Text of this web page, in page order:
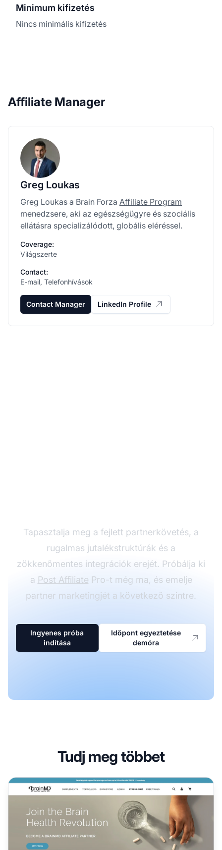
Minimum kifizetés
Nincs minimális kifizetés
Affiliate Manager
Greg Loukas
Greg Loukas a Brain Forza Affiliate Program
menedzsere, aki az egészségügyre és szociális
ellátásra specializálódott, globális eléréssel.
Coverage:
Világszerte
Contact:
E-mail, Telefonhívások
Contact Manager LinkedIn Profile
Tapasztalja meg a fejlett partnerkövetés, a
rugalmas jutalékstruktúrák és a
zökkenőmentes integrációk erejét. Próbálja ki
a Post Affiliate Pro-t még ma, és emelje
partner marketingjét a következő szintre.
Ingyenes próba
indítása
Időpont egyeztetése
demóra
Tudj meg többet
Brainmd Partnerprogram